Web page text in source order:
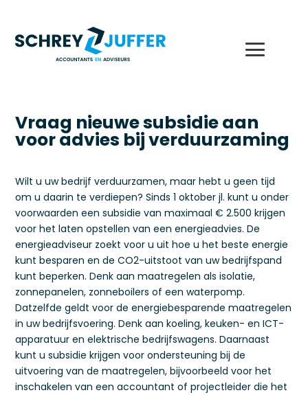
Vraag nieuwe subsidie aan
voor advies bij verduurzaming
Wilt u uw bedrijf verduurzamen, maar hebt u geen tijd
om u daarin te verdiepen? Sinds 1 oktober jl. kunt u onder
voorwaarden een subsidie van maximaal € 2.500 krijgen
voor het laten opstellen van een energieadvies. De
energieadviseur zoekt voor u uit hoe u het beste energie
kunt besparen en de CO2-uitstoot van uw bedrijfspand
kunt beperken. Denk aan maatregelen als isolatie,
zonnepanelen, zonneboilers of een waterpomp.
Datzelfde geldt voor de energiebesparende maatregelen
in uw bedrijfsvoering. Denk aan koeling, keuken- en ICT-
apparatuur en elektrische bedrijfswagens. Daarnaast
kunt u subsidie krijgen voor ondersteuning bij de
uitvoering van de maatregelen, bijvoorbeeld voor het
inschakelen van een accountant of projectleider die het